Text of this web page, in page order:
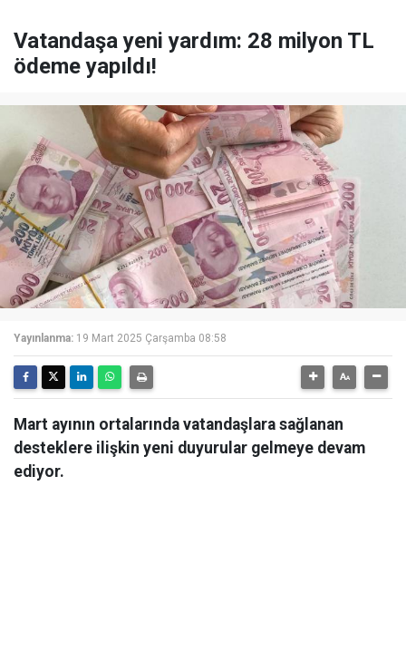
Vatandaşa yeni yardım: 28 milyon TL
ödeme yapıldı!
Yayınlanma: 19 Mart 2025 Çarşamba 08:58
Mart ayının ortalarında vatandaşlara sağlanan
desteklere ilişkin yeni duyurular gelmeye devam
ediyor.